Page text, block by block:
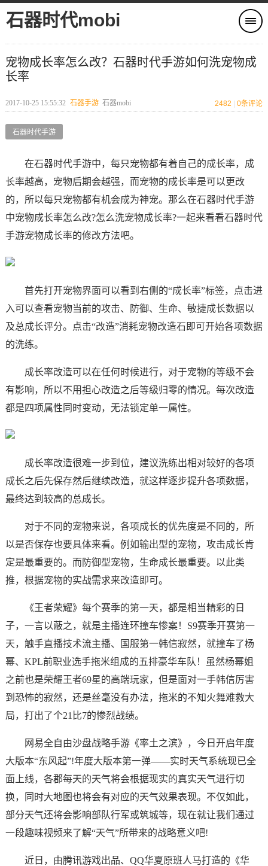
石器时代mobi
宠物成长率怎么改？石器时代手游如何洗宠物成
长率
2017-10-25 15:55:32 石器手游 石器mobi 2482 0条评论
石器时代手游
在石器时代手游中，每只宠物都有着自己的成长率，成
长率越高，宠物后期会越强，而宠物的成长率是可以更改
的，所以每只宠物都有机会成为神宠。那么在石器时代手游
中宠物成长率怎么改?怎么洗宠物成长率?一起来看看石器时代
手游宠物成长率的修改方法吧。
首先打开宠物界面可以看到右侧的“成长率”标签，点击进
入可以查看宠物当前的攻击、防御、生命、敏捷成长数据以
及总成长评分。点击“改造”消耗宠物改造石即可开始各项数据
的洗练。
成长率改造可以在任何时候进行，对于宠物的等级不会
有影响，所以不用担心改造之后等级归零的情况。每次改造
都是四项属性同时变动，无法锁定单一属性。
成长率改造很难一步到位，建议洗练出相对较好的各项
成长之后先保存然后继续改造，就这样逐步提升各项数据，
最终达到较高的总成长。
对于不同的宠物来说，各项成长的优先度是不同的，所
以是否保存也要具体来看。例如输出型的宠物，攻击成长肯
定是最重要的。而防御型宠物，生命成长最重要。以此类
推，根据宠物的实战需求来改造即可。
《王者荣耀》每个赛季的第一天，都是相当精彩的日
子，一言以蔽之，就是主播连环撞车惨案！S9赛季开赛第一
天，触手直播技术流主播、国服第一韩信寂然，就撞车了杨
幂、KPL前职业选手拖米组成的五排豪华车队！虽然杨幂姐
之前也是荣耀王者69星的高端玩家，但是面对一手韩信厉害
到恐怖的寂然，还是丝毫没有办法，拖米的不知火舞难救大
局，打出了个21比7的惨烈战绩。
网易全自由沙盘战略手游《率土之滨》，今日开启年度
大版本“东风起”!年度大版本第一弹——实时天气系统现已全
面上线，各郡每天的天气将会根据现实的真实天气进行切
换，同时大地图也将会有对应的天气效果表现。不仅如此，
部分天气还将会影响部队行军或筑城等，现在就让我们通过
一段趣味视频来了解“天气”所带来的战略意义吧!
近日，由腾讯游戏出品、QQ华夏原班人马打造的《华